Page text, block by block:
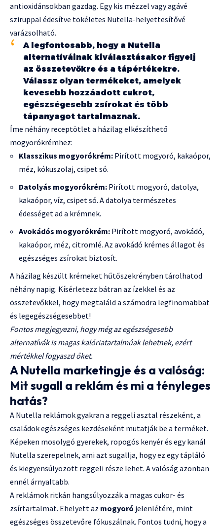
antioxidánsokban gazdag. Egy kis mézzel vagy agávé
sziruppal édesítve tökéletes Nutella-helyettesítővé
varázsolható.
A legfontosabb, hogy a Nutella
alternatíváinak kiválasztásakor figyelj
az összetevőkre és a tápértékekre.
Válassz olyan termékeket, amelyek
kevesebb hozzáadott cukrot,
egészségesebb zsírokat és több
tápanyagot tartalmaznak.
Íme néhány receptötlet a házilag elkészíthető
mogyorókrémhez:
Klasszikus mogyorókrém: Pirított mogyoró, kakaópor,
méz, kókuszolaj, csipet só.
Datolyás mogyorókrém: Pirított mogyoró, datolya,
kakaópor, víz, csipet só. A datolya természetes
édességet ad a krémnek.
Avokádós mogyorókrém: Pirított mogyoró, avokádó,
kakaópor, méz, citromlé. Az avokádó krémes állagot és
egészséges zsírokat biztosít.
A házilag készült krémeket hűtőszekrényben tárolhatod
néhány napig. Kísérletezz bátran az ízekkel és az
összetevőkkel, hogy megtaláld a számodra legfinomabbat
és legegészségesebbet!
Fontos megjegyezni, hogy még az egészségesebb
alternatívák is magas kalóriatartalmúak lehetnek, ezért
mértékkel fogyaszd őket.
A Nutella marketingje és a valóság:
Mit sugall a reklám és mi a tényleges
hatás?
A Nutella reklámok gyakran a reggeli asztal részeként, a
családok egészséges kezdéseként mutatják be a terméket.
Képeken mosolygó gyerekek, ropogós kenyér és egy kanál
Nutella szerepelnek, ami azt sugallja, hogy ez egy tápláló
és kiegyensúlyozott reggeli része lehet. A valóság azonban
ennél árnyaltabb.
A reklámok ritkán hangsúlyozzák a magas cukor- és
zsírtartalmat. Ehelyett az mogyoró jelenlétére, mint
egészséges összetevőre fókuszálnak. Fontos tudni, hogy a